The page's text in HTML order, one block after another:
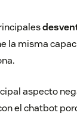
la misma
aspecto
el chatbot